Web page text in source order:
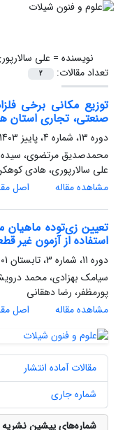
نویسنده = علی
تعداد مقالات:
2
توزیع مکانی برخی
صنعتی، تجاری استان
دوره 13، شماره 4، پاییز 1403، صفحه
محمدصدیق مرتضوی، سیده
علی سالارپوری، هادی
مشاهده مقاله
اصل
تعیین زی‌توده
استفاده از آزمون غیر
دوره 11، شماره 3، تابستان 1401، صفحه
سیامک بهزادی، محمد
پورمظفر، رضا دهقانی
مشاهده مقاله
اصل
مقالات آماده انتشار
شماره جاری
شماره‌های پیشین نشریه